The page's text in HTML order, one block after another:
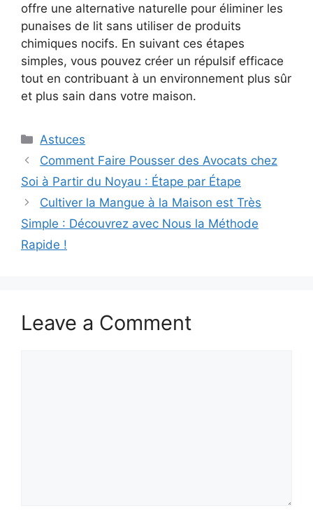
offre une alternative naturelle pour éliminer les
punaises de lit sans utiliser de produits
chimiques nocifs. En suivant ces étapes
simples, vous pouvez créer un répulsif efficace
tout en contribuant à un environnement plus sûr
et plus sain dans votre maison.
Categories
Astuces
Comment Faire Pousser des Avocats chez
Soi à Partir du Noyau : Étape par Étape
Cultiver la Mangue à la Maison est Très
Simple : Découvrez avec Nous la Méthode
Rapide !
Leave a Comment